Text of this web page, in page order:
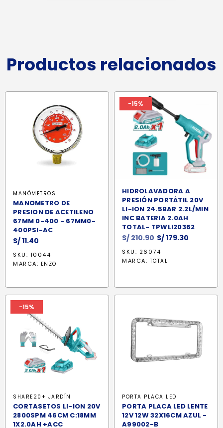
Productos relacionados
MANÓMETROS
MANOMETRO DE
PRESION DE ACETILENO
67MM 0-400 - 67MM0-
400PSI-AC
S/11.40
SKU: 10044
MARCA: ENZO
-15%
HIDROLAVADORA A
PRESIÓN PORTÁTIL 20V
LI-ION 24.5BAR 2.2L/MIN
INC BATERIA 2.0AH
TOTAL- TPWLI20362
S/210.90 El
precio
original
S/179.30
SKU: 26074
MARCA: TOTAL
-15%
SHARE20+ JARDÍN
CORTASETOS LI-ION 20V
2800SPM 46CM C:18MM
1X2.0AH +ACC
PORTA PLACA LED
PORTA PLACA LED LENTE
12V 12W 32X16CM AZUL -
A99002-B